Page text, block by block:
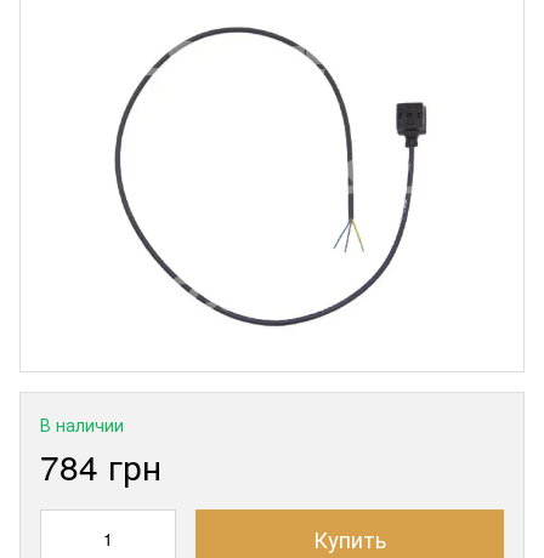
В наличии
784 грн
Купить